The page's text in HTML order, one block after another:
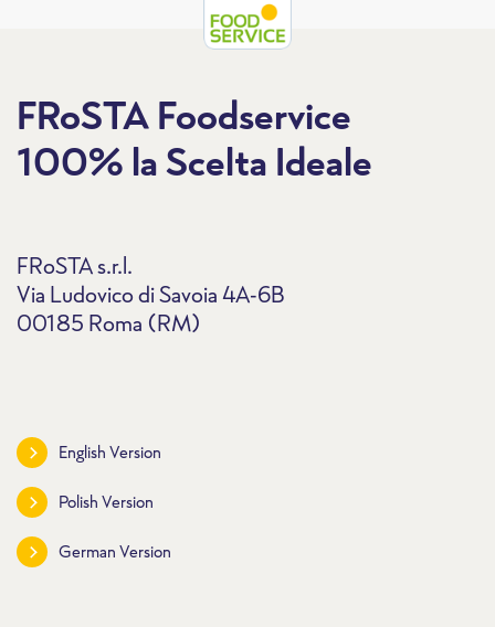
FRoSTA Foodservice
100% la Scelta Ideale
FRoSTA s.r.l.
Via Ludovico di Savoia 4A-6B
00185 Roma (RM)
English Version
Polish Version
German Version